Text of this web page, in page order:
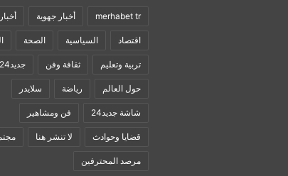
merhabet tr أخبار جهوية
اقتصاد السياسية الصحة
تربية وتعليم ثقافة وفن جديد24
حول العالم رياضة سلايدر
شاشة جديد24 فن ومشاهير
قضايا وحوادث لا تنشر هنا
مرصد المحترفين